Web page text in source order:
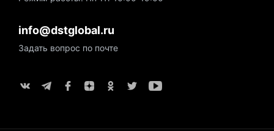
info@dstglobal.ru
Задать вопрос по почте